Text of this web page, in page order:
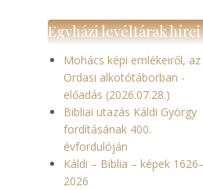
Egyházi levéltárak hírei
Mohács képi emlékeiről, az
Ordasi alkotótáborban -
előadás (2026.07.28.)
Bibliai utazás Káldi György
fordításának 400.
évfordulóján
Káldi – Biblia – képek 1626–
2026